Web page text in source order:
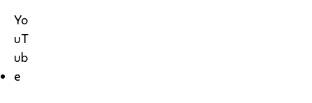
Yo
uT
ub
e